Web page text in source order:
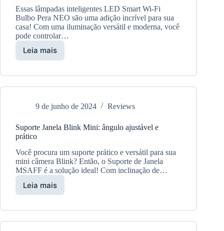
com
Tecnologia!
Essas lâmpadas inteligentes LED Smart Wi-Fi
Bulbo Pera NEO são uma adição incrível para sua
casa! Com uma iluminação versátil e moderna, você
pode controlar…
Leia mais
Review:
Kit
3
LED
NEO
9 de junho de 2024 Reviews
Suporte Janela Blink Mini: ângulo ajustável e
prático
Você procura um suporte prático e versátil para sua
mini câmera Blink? Então, o Suporte de Janela
MSAFF é a solução ideal! Com inclinação de…
Leia mais
Suporte
Blink